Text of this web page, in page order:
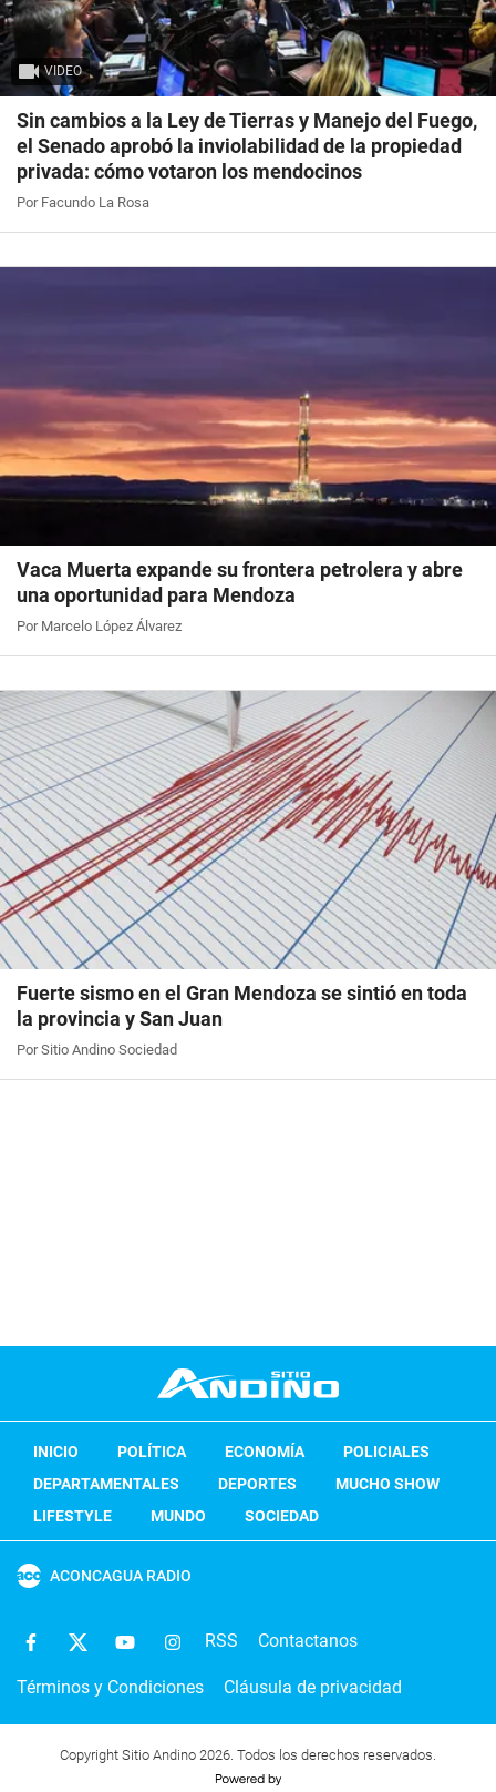
VIDEO
Sin cambios a la Ley de Tierras y Manejo del Fuego,
el Senado aprobó la inviolabilidad de la propiedad
privada: cómo votaron los mendocinos
Por Facundo La Rosa
Vaca Muerta expande su frontera petrolera y abre
una oportunidad para Mendoza
Por Marcelo López Álvarez
Fuerte sismo en el Gran Mendoza se sintió en toda
la provincia y San Juan
Por Sitio Andino Sociedad
INICIO POLÍTICA ECONOMÍA
POLICIALES
DEPARTAMENTALES
DEPORTES
MUCHO SHOW
LIFESTYLE
MUNDO SOCIEDAD
ACONCAGUA RADIO
RSS Contactanos
Términos y Condiciones Cláusula de privacidad
Copyright Sitio Andino 2026. Todos los derechos reservados.